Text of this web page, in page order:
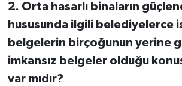
2. Orta hasarlı binaların
hususunda ilgili belediyelerce
belgelerin birçoğunun yerine
imkansız belgeler olduğu
var mıdır?